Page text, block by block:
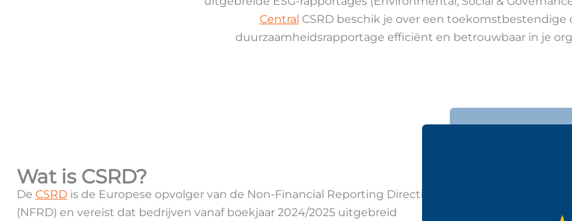
Central CSRD beschik je over een toekomstbestendige
duurzaamheidsrapportage efficiënt en betrouwbaar in je
Wat is CSRD?
De CSRD is de Europese opvolger van de Non-Financial Reporting Directive
(NFRD) en vereist dat bedrijven vanaf boekjaar 2024/2025 uitgebreid